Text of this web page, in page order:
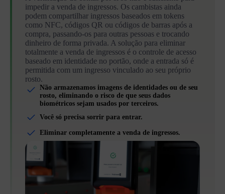
impedir a venda de ingressos. Os cambistas ainda
podem compartilhar ingressos baseados em tokens
como NFC, códigos QR ou códigos de barras após a
compra, passando-os para outras pessoas e trocando
dinheiro de forma privada. A solução para eliminar
totalmente a venda de ingressos é o controle de acesso
baseado em identidade no portão, onde a entrada só é
permitida com um ingresso vinculado ao seu próprio
rosto.
Não armazenamos imagens de identidades ou de seu
rosto, eliminando o risco de que seus dados
biométricos sejam usados por terceiros.
Você só precisa sorrir para entrar.
Eliminar completamente a venda de ingressos.